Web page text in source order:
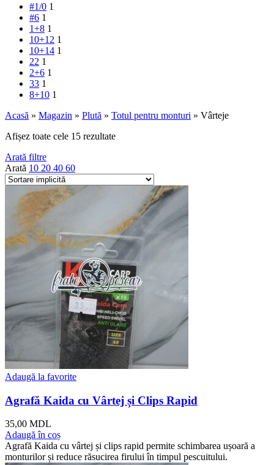
#1/0 1
#6 1
1+8 1
10+12 1
10+14 1
22 1
2+6 1
33 1
8+10 1
Acasă » Magazin » Plută » Totul pentru monturi » Vârteje
Afișez toate cele 15 rezultate
Arată filtre
Arată 10 20 40 60
Adaugă la favorite
Agrafă Kaida cu Vârtej și Clips Rapid
35,00 MDL
Adaugă în coș
Agrafă Kaida cu vârtej și clips rapid permite schimbarea ușoară a
monturilor și reduce răsucirea firului în timpul pescuitului.